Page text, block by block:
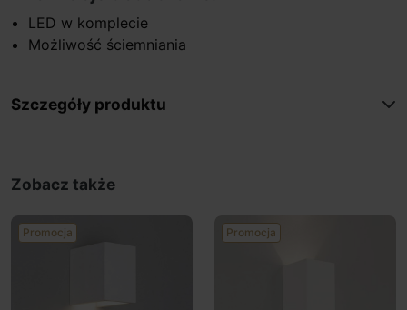
LED w komplecie
Możliwość ściemniania
Szczegóły produktu
Zobacz także
Promocja Promocja